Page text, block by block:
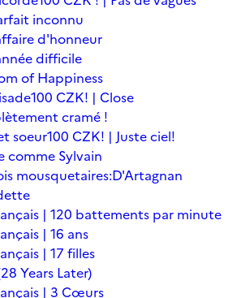
inconnu
d'honneur
difficile
of Happiness
100 CZK! | Close
cramé !
soeur100 CZK! | Juste ciel!
comme Sylvain
mousquetaires:D'Artagnan
| 120 battements par minute
| 16 ans
| 17 filles
Years Later)
| 3 Cœurs